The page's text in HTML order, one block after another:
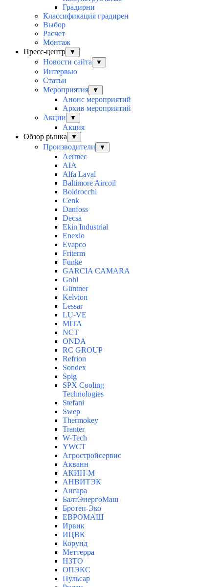
Градирни
Классификация градирен
Выбор
Расчет
Монтаж
Пресс-центр
▼
Новости сайта ▼
Интервью
Статьи
Мероприятия
▼
Анонс мероприятий
Архив мероприятий
Акции
▼
Акция
Обзор рынка
▼
Производители ▼
Aermec
AIA
Alfa Laval
Baltimore Aircoil
Boldrocchi
Cenk
Danfoss
Decsa
Ekin Industrial
Enexio
Evapco
Friterm
Funke
GARCIA CAMARA
Gohl
Güntner
Kelvion
Lessar
LU-VE
MITA
NCT
ONDA
RC GROUP
Refrion
Sondex
Spig
SPX Cooling
Technologies
Stefani
Swep
Thermokey
Tranter
W-Tech
YWCT
Агростройсервис
Акванн
АКИН-М
АНВИТЭК
Ангара
БалтЭнергоМаш
Бротеп-Эко
ЕВРОМАШ
Ирвик
ИЦВК
Корунд
Меттерра
НЗТО
ОПЭКС
Пульсар